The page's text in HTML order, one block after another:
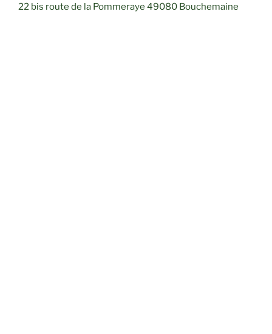
22 bis route de la Pommeraye 49080 Bouchemaine